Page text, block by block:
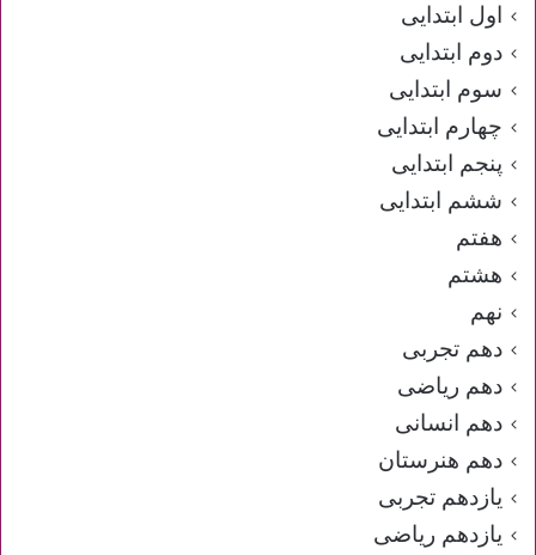
اول ابتدایی
دوم ابتدایی
سوم ابتدایی
چهارم ابتدایی
پنجم ابتدایی
ششم ابتدایی
هفتم
هشتم
نهم
دهم تجربی
دهم ریاضی
دهم انسانی
دهم هنرستان
یازدهم تجربی
یازدهم ریاضی